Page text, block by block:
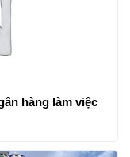
hàng làm việc